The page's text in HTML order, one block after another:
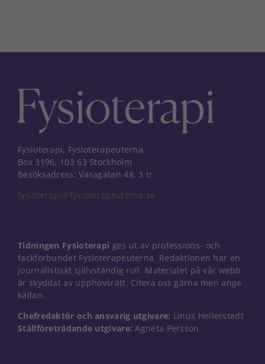
Fysioterapi, Fysioterapeuterna,
Box 3196, 103 63 Stockholm
Besöksadress: Vasagatan 48, 3 tr
fysioterapi@fysioterapeuterna.se
Tidningen Fysioterapi ges ut av professions- och
fackförbundet Fysioterapeuterna. Redaktionen har en
journalistiskt självständig roll. Materialet på vår webb
är skyddat av upphovsrätt. Citera oss gärna men ange
källan.
Chefredaktör och ansvarig utgivare: Linus Hellerstedt
Ställföreträdande utgivare: Agneta Persson
Nödvändiga
Dessa kakor